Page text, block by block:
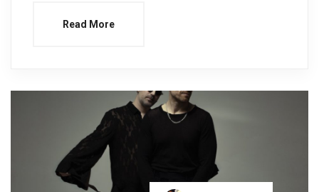
Read More